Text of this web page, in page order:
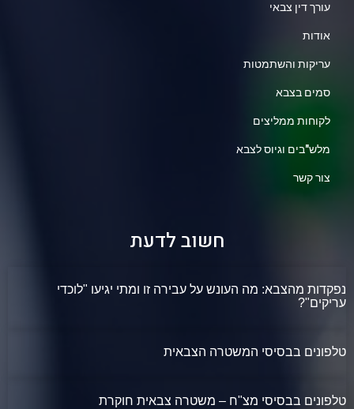
עורך דין צבאי
אודות
עריקות והשתמטות
סמים בצבא
לקוחות ממליצים
מלש"בים וגיוס לצבא
צור קשר
חשוב לדעת
נפקדות מהצבא: מה העונש על עבירה זו ומתי יגיעו "לוכדי
עריקים"?
טלפונים בבסיסי המשטרה הצבאית
טלפונים בבסיסי מצ"ח – משטרה צבאית חוקרת